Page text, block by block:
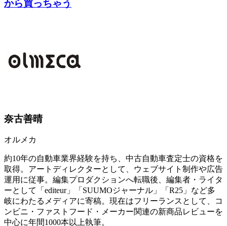
から買っちゃう
奈古善晴
オルメカ
約10年の自動車業界経験を持ち、中古自動車査定士の資格を
取得。アートディレクターとして、ウェブサイト制作や広告
運用に従事。編集プロダクションへ転職後、編集者・ライタ
ーとして「editeur」「SUUMOジャーナル」「R25」など多
岐にわたるメディアに寄稿。現在はフリーランスとして、コ
ンビニ・ファストフード・メーカー関連の新商品レビューを
中心に年間1000本以上執筆。